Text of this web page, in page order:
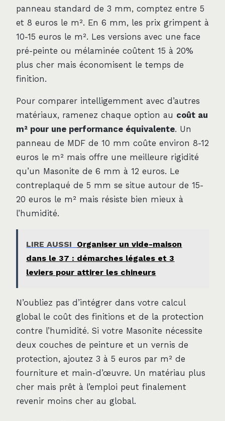
panneau standard de 3 mm, comptez entre 5
et 8 euros le m². En 6 mm, les prix grimpent à
10-15 euros le m². Les versions avec une face
pré-peinte ou mélaminée coûtent 15 à 20%
plus cher mais économisent le temps de
finition.
Pour comparer intelligemment avec d’autres
matériaux, ramenez chaque option au coût au
m² pour une performance équivalente. Un
panneau de MDF de 10 mm coûte environ 8-12
euros le m² mais offre une meilleure rigidité
qu’un Masonite de 6 mm à 12 euros. Le
contreplaqué de 5 mm se situe autour de 15-
20 euros le m² mais résiste bien mieux à
l’humidité.
LIRE AUSSI
Organiser un vide-maison
dans le 37 : démarches légales et 3
leviers pour attirer les chineurs
N’oubliez pas d’intégrer dans votre calcul
global le coût des finitions et de la protection
contre l’humidité. Si votre Masonite nécessite
deux couches de peinture et un vernis de
protection, ajoutez 3 à 5 euros par m² de
fourniture et main-d’œuvre. Un matériau plus
cher mais prêt à l’emploi peut finalement
revenir moins cher au global.